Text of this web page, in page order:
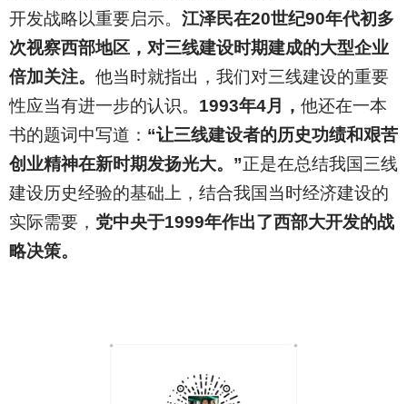
开发战略以重要启示。 江泽民在20世纪90年代初多
次视察西部地区，对三线建设时期建成的大型企业
倍加关注。 他当时就指出，我们对三线建设的重要
性应当有进一步的认识。 1993年4月， 他还在一本
书的题词中写道： “让三线建设者的历史功绩和艰苦
创业精神在新时期发扬光大。”正是在总结我国三线
建设历史经验的基础上，结合我国当时经济建设的
实际需要， 党中央于1999年作出了西部大开发的战
略决策。